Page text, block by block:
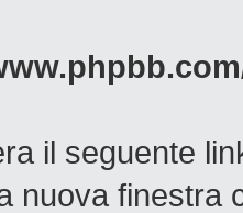
il seguente
nuova finestra